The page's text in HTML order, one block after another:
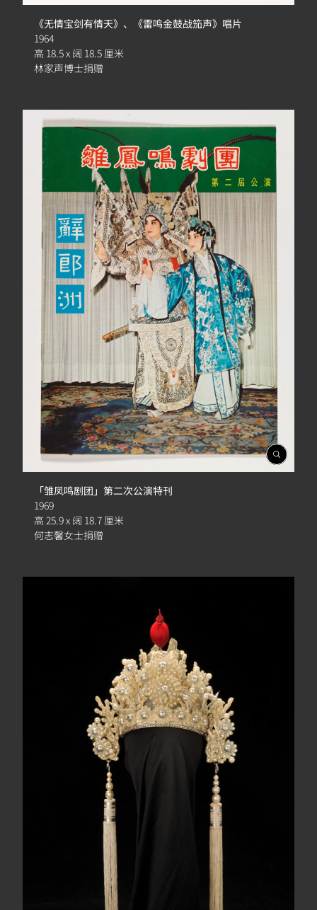
《无情宝剑有情天》、《雷鸣金鼓战笳声》唱片
1964
高 18.5 x 阔 18.5 厘米
林家声博士捐赠
開
啟
「雏凤鸣剧团」第二次公演特刊
1969
高 25.9 x 阔 18.7 厘米
何志馨女士捐赠